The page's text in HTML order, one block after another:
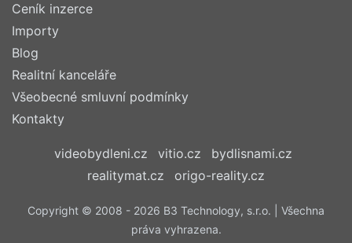
Ceník inzerce
Importy
Blog
Realitní kanceláře
Všeobecné smluvní podmínky
Kontakty
videobydleni.cz vitio.cz
bydlisnami.cz
realitymat.cz
origo-reality.cz
Copyright © 2008 - 2026 B3 Technology, s.r.o. | Všechna
práva vyhrazena.